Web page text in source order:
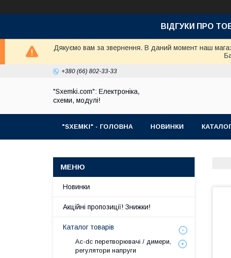
ВІДГУКИ ПРО
Дякуємо вам за звернення. В даний момент наш
+380 (66) 802-33-33
"Sxemki.com": Електроніка,
схеми, модулі!
"SXEMKI" - ГОЛОВНА НОВИНКИ
Новинки
Акційні пропозиції! Знижки!
Каталог товарів
Ac-dc перетворювачі / димери,
регулятори напруги